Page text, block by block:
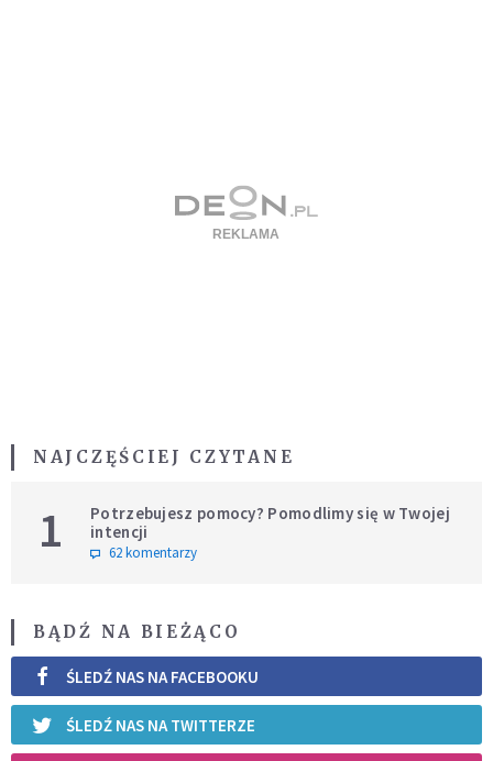
NAJCZĘŚCIEJ CZYTANE
1
Potrzebujesz pomocy? Pomodlimy się w Twojej
intencji
62 komentarzy
BĄDŹ NA BIEŻĄCO
ŚLEDŹ NAS NA FACEBOOKU
ŚLEDŹ NAS NA TWITTERZE